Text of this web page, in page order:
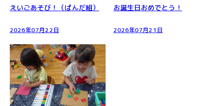
えいごあそび！（ぱんだ組）
2026年07月22日
お誕生日おめでとう！
2026年07月21日